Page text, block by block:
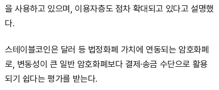
을 사용하고 있으며, 이용자층도 점차 확대되고 있다고 설명했
다.
스테이블코인은 달러 등 법정화폐 가치에 연동되는 암호화폐
로, 변동성이 큰 일반 암호화폐보다 결제·송금 수단으로 활용
되기 쉽다는 평가를 받는다.